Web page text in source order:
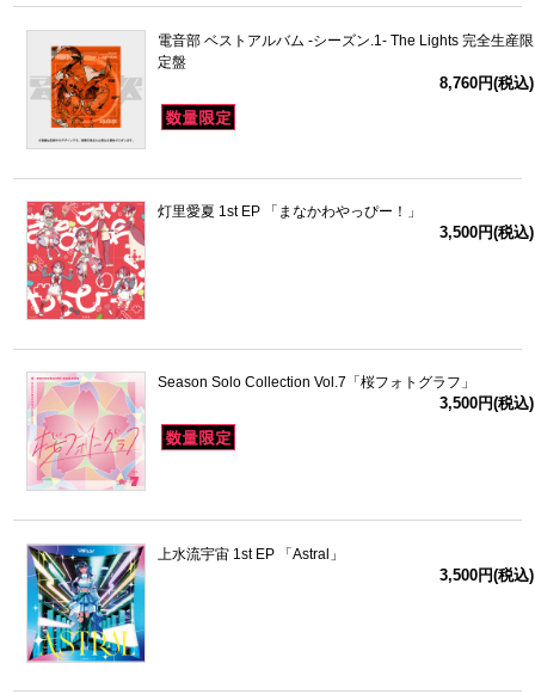
電音部 ベストアルバム -シーズン.1- The Lights 完全生産限
定盤
8,760円(税込)
灯里愛夏 1st EP 「まなかわやっぴー！」
3,500円(税込)
Season Solo Collection Vol.7「桜フォトグラフ」
3,500円(税込)
上水流宇宙 1st EP 「Astral」
3,500円(税込)